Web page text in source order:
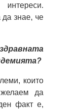
да знае, че
които
да
факт е,